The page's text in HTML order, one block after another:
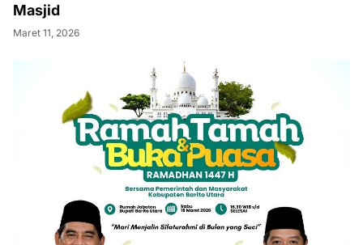
Masjid
Maret 11, 2026